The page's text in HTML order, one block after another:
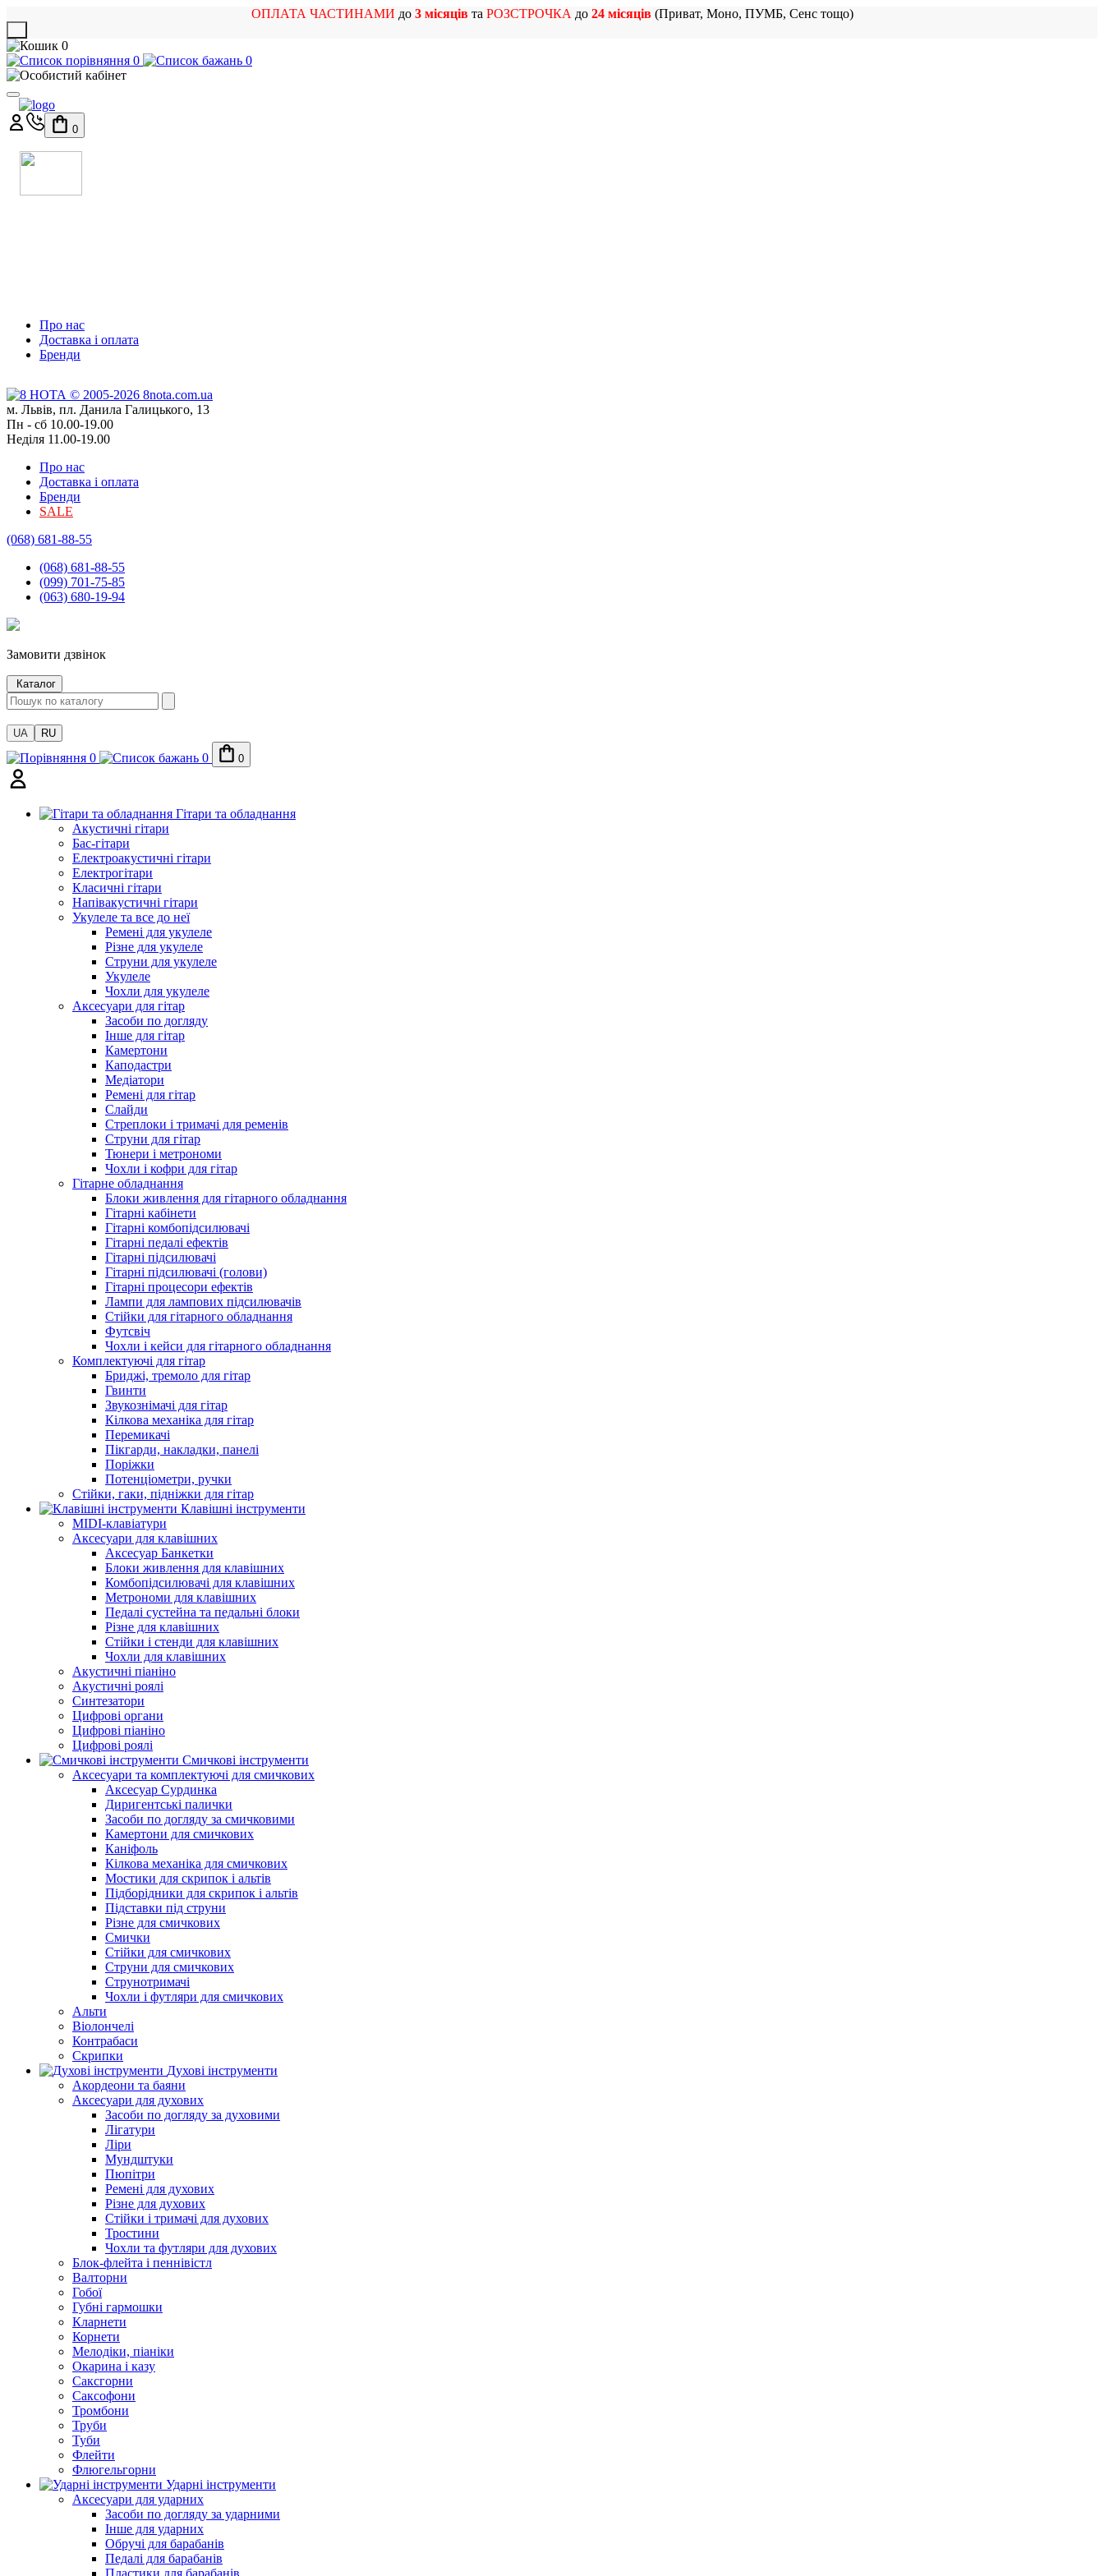
ОПЛАТА ЧАСТИНАМИ до 3 місяцівта РОЗСТРОЧКА до 24 місяців(Приват, Моно, ПУМБ, Сенс тощо)
0
0
0
0
Про нас
Доставка і оплата
Бренди
м. Львів, пл. Данила Галицького, 13
Пн - сб 10.00-19.00
Неділя 11.00-19.00
Про нас
Доставка і оплата
Бренди
SALE
(068) 681-88-55
(068) 681-88-55
(099) 701-75-85
(063) 680-19-94
Замовити дзвінок
Каталог
UA RU
0 0 0
Гітари та обладнання
Акустичні гітари
Бас-гітари
Електроакустичні гітари
Електрогітари
Класичні гітари
Напівакустичні гітари
Укулеле та все до неї
Ремені для укулеле
Різне для укулеле
Струни для укулеле
Укулеле
Чохли для укулеле
Аксесуари для гітар
Засоби по догляду
Інше для гітар
Камертони
Каподастри
Медіатори
Ремені для гітар
Слайди
Стреплоки і тримачі для ременів
Струни для гітар
Тюнери і метрономи
Чохли і кофри для гітар
Гітарне обладнання
Блоки живлення для гітарного обладнання
Гітарні кабінети
Гітарні комбопідсилювачі
Гітарні педалі ефектів
Гітарні підсилювачі
Гітарні підсилювачі (голови)
Гітарні процесори ефектів
Лампи для лампових підсилювачів
Стійки для гітарного обладнання
Футсвіч
Чохли і кейси для гітарного обладнання
Комплектуючі для гітар
Бриджі, тремоло для гітар
Гвинти
Звукознімачі для гітар
Кілкова механіка для гітар
Перемикачі
Пікгарди, накладки, панелі
Поріжки
Потенціометри, ручки
Стійки, гаки, підніжки для гітар
Клавішні інструменти
MIDI-клавіатури
Аксесуари для клавішних
Аксесуар Банкетки
Блоки живлення для клавішних
Комбопідсилювачі для клавішних
Метрономи для клавішних
Педалі сустейна та педальні блоки
Різне для клавішних
Стійки і стенди для клавішних
Чохли для клавішних
Акустичні піаніно
Акустичні роялі
Синтезатори
Цифрові органи
Цифрові піаніно
Цифрові роялі
Смичкові інструменти
Аксесуари та комплектуючі для смичкових
Аксесуар Сурдинка
Диригентські палички
Засоби по догляду за смичковими
Камертони для смичкових
Каніфоль
Кілкова механіка для смичкових
Мостики для скрипок і альтів
Підборiдники для скрипок і альтів
Підставки під струни
Різне для смичкових
Смички
Стійки для смичкових
Струни для смичкових
Струнотримачі
Чохли і футляри для смичкових
Альти
Віолончелі
Контрабаси
Скрипки
Духові інструменти
Акордеони та баяни
Аксесуари для духових
Засоби по догляду за духовими
Лігатури
Ліри
Мундштуки
Пюпітри
Ремені для духових
Різне для духових
Стійки і тримачі для духових
Тростини
Чохли та футляри для духових
Блок-флейта і пеннівістл
Валторни
Гобої
Губні гармошки
Кларнети
Корнети
Мелодіки, піаніки
Окарина і казу
Саксгорни
Саксофони
Тромбони
Труби
Туби
Флейти
Флюгельгорни
Ударні інструменти
Аксесуари для ударних
Засоби по догляду за ударними
Інше для ударних
Обручі для барабанів
Педалі для барабанів
Пластики для барабанів